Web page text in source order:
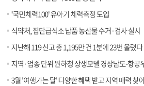
'국민체력100' 유아기 체력측정 도입
식약처, 집단급식소 납품 농산물 수거·검사 실시
지난해 119 신고 총 1,195만 건 1분에 23번 울렸다
지역·업종 단위 원하청 상생모델 경상남도-항공우주제조업이
3월 '여행가는 달' 다양한 혜택 받고 지역 매력 찾